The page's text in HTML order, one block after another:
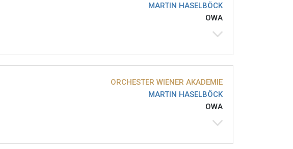
MARTIN HASELBÖCK
OWA
ORCHESTER WIENER AKADEMIE
MARTIN HASELBÖCK
OWA